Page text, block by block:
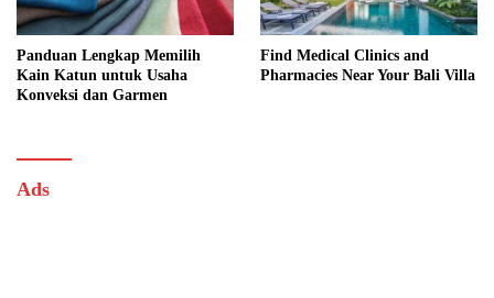
Panduan Lengkap Memilih
Kain Katun untuk Usaha
Konveksi dan Garmen
Find Medical Clinics and
Pharmacies Near Your Bali Villa
Ads